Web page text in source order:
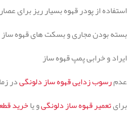
استفاده از پودر قهوه بسیار ریز برای
بسته بودن مجاری و بسکت های قهوه ساز
ایراد و خرابی پمپ قهوه ساز
عدمرسوب زدایی قهوه ساز دلونگیدر
برایتعمیر قهوه ساز دلونگیو یاخرید